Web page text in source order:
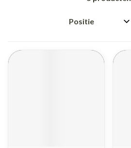
Sorteer op: